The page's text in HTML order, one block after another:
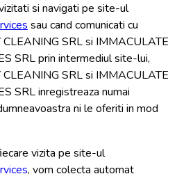
si navigati pe site-ul
sau cand comunicati cu
SRL si IMMACULATE
SRL prin intermediul site-lui,
SRL si IMMACULATE
SRL inregistreaza numai
ni le oferiti in mod
vizita pe site-ul
, vom colecta automat